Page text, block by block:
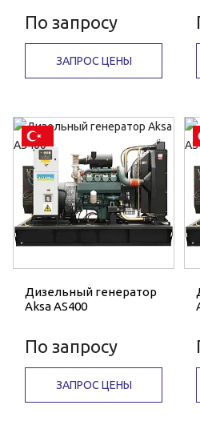
По запросу
ЗАПРОС ЦЕНЫ
Дизельный генератор
Aksa AS400
По запросу
ЗАПРОС ЦЕНЫ